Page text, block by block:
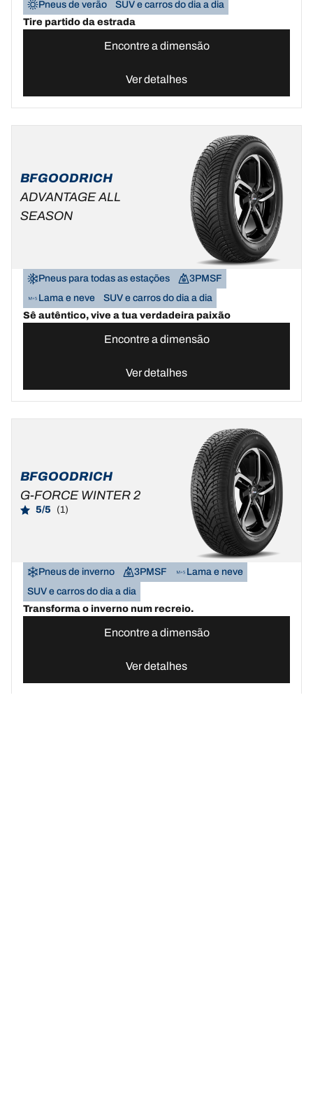
Pneus de verão
SUV e carros do dia a dia
Tire partido da estrada
Encontre a dimensão
Ver detalhes
BFGOODRICH
ADVANTAGE ALL
SEASON
Pneus para todas as estações
3PMSF
Lama e neve
SUV e carros do dia a dia
Sê autêntico, vive a tua verdadeira paixão
Encontre a dimensão
Ver detalhes
BFGOODRICH
G-FORCE WINTER 2
5/5 (1)
Pneus de inverno 3PMSF
Lama e neve
SUV e carros do dia a dia
Transforma o inverno num recreio.
Encontre a dimensão
Ver detalhes